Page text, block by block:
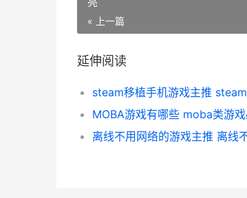
« 上一篇
延伸阅读
steam移植手机游戏主推
MOBA游戏有哪些 moba类游
离线不用网络的游戏主推 离线